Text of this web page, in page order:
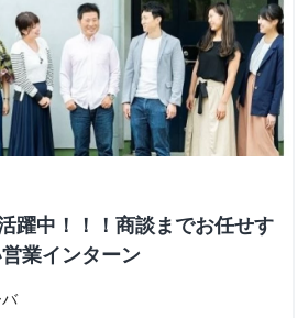
躍中！！！商談までお任せす
業インターン